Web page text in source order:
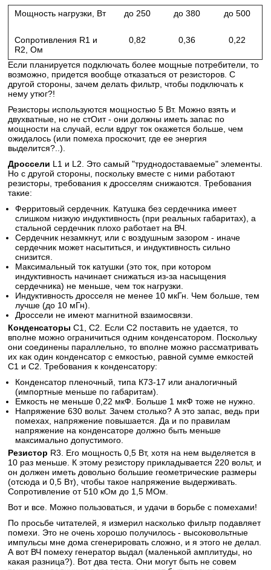
Мощность нагрузки, Вт
до 250 до 380 до 500
Сопротивления R1 и
R2, Ом
0,82 0,36 0,22
Если планируется подключать более мощные потребители, то
возможно, придется вообще отказаться от резисторов. С
другой стороны, зачем делать фильтр, чтобы подключать к
нему утюг?!
Резисторы используются мощностью 5 Вт. Можно взять и
двухватные, но не стОит - они должны иметь запас по
мощности на случай, если вдруг ток окажется больше, чем
ожидалось (или помеха проскочит, где ее энергия
выделится?..).
Дроссели L1 и L2. Это самый "труднодоставаемые" элементы.
Но с другой стороны, поскольку вместе с ними работают
резисторы, требования к дросселям снижаются. Требования
такие:
Ферритовый сердечник. Катушка без сердечника имеет
слишком низкую индуктивность (при реальных габаритах), а
стальной сердечник плохо работает на ВЧ.
Сердечник незамкнут, или с воздушным зазором - иначе
сердечник может насытиться, и индуктивность сильно
снизится.
Максимальный ток катушки (это ток, при котором
индуктивность начинает снижаться из-за насыщения
сердечника) не меньше, чем ток нагрузки.
Индуктивность дросселя не менее 10 мкГн. Чем больше, тем
лучше (до 10 мГн).
Дроссели не имеют магнитной взаимосвязи.
Конденсаторы С1, С2. Если С2 поставить не удается, то
вполне можно ограничиться одним конденсатором. Поскольку
они соединены параллельно, то вполне можно рассматривать
их как один конденсатор с емкостью, равной сумме емкостей
С1 и С2. Требования к конденсатору:
Конденсатор пленочный, типа К73-17 или аналогичный
(импортные меньше по габаритам).
Емкость не меньше 0,22 мкФ. Больше 1 мкФ тоже не нужно.
Напряжение 630 вольт. Зачем столько? А это запас, ведь при
помехах, напряжение повышается. Да и по правилам
напряжение на конденсаторе должно быть меньше
максимально допустимого.
Резистор R3. Его мощность 0,5 Вт, хотя на нем выделяется в
10 раз меньше. К этому резистору прикладывается 220 вольт, и
он должен иметь довольно большие геометрические размеры
(отсюда и 0,5 Вт), чтобы такое напряжение выдерживать.
Сопротивление от 510 кОм до 1,5 МОм.
Вот и все. Можно пользоваться, и удачи в борьбе с помехами!
По просьбе читателей, я измерил насколько фильтр подавляет
помехи. Это не очень хорошо получилось - высоковольтные
импульсы мне дома сгенерировать сложно, и я этого не делал.
А вот ВЧ помеху генератор выдал (маленькой амплитуды, но
какая разница?). Вот два теста. Они могут быть не совем